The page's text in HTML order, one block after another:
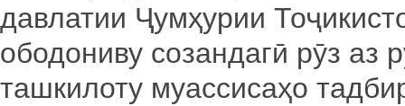
давлатии Ҷумҳурии
ободониву созандагӣ рӯз аз
ташкилоту муассисаҳо